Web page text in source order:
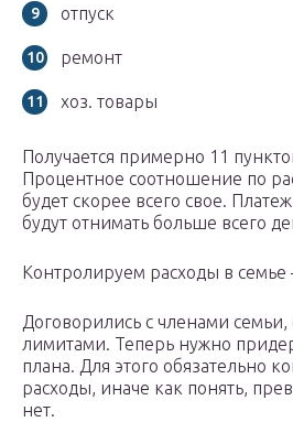
отпуск
ремонт
хоз. товары
Получается примерно 11
Процентное соотношение по
будет скорее всего свое.
будут отнимать больше всего
Контролируем расходы в семье
Договорились с членами
лимитами. Теперь нужно
плана. Для этого обязательно
расходы, иначе как понять,
нет.